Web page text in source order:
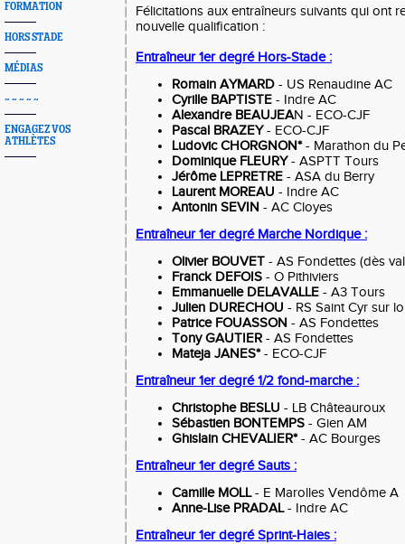
FORMATION
HORS STADE
MÉDIAS
~ ~ ~ ~ ~
ENGAGEZ VOS
ATHLÈTES
Félicitations aux entraîneurs suivants qui ont
nouvelle qualification :
Entraîneur 1er degré Hors-Stade :
Romain AYMARD - US Renaudine AC
Cyrille BAPTISTE - Indre AC
Alexandre BEAUJEAN - ECO-CJF
Pascal BRAZEY- ECO-CJF
Ludovic CHORGNON*- Marathon du
Dominique FLEURY- ASPTT Tours
Jérôme LEPRETRE - ASA du Berry
Laurent MOREAU - Indre AC
Antonin SEVIN - AC Cloyes
Entraîneur 1er degré Marche Nordique :
Olivier BOUVET - AS Fondettes (dès
Franck DEFOIS - O Pithiviers
Emmanuelle DELAVALLE - A3 Tours
Julien DURECHOU - RS Saint Cyr sur
Patrice FOUASSON - AS Fondettes
Tony GAUTIER - AS Fondettes
Mateja JANES*- ECO-CJF
Entraîneur 1er degré 1/2 fond-marche :
Christophe BESLU - LB Châteauroux
Sébastien BONTEMPS - Gien AM
Ghislain CHEVALIER*- AC Bourges
Entraîneur 1er degré Sauts :
Camille MOLL- E Marolles Vendôme A
Anne-Lise PRADAL- Indre AC
Entraîneur 1er degré Sprint-Haies :